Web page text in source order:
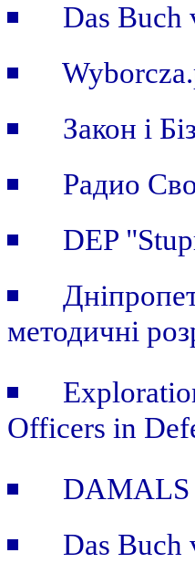
Das Buch
Закон i
Радио
DEP
методичні
Officers in
DAMALS
Das Buch